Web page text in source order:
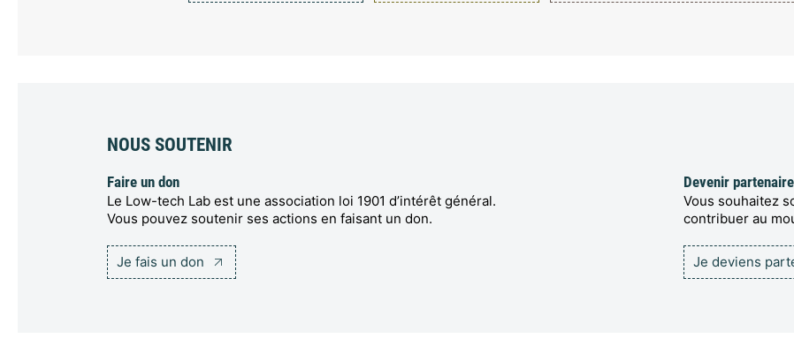
NOUS SOUTENIR
Faire un don
Le Low-tech Lab est une association loi 1901 d’intérêt général.
Vous pouvez soutenir ses actions en faisant un don.
Je fais un don
Devenir partenaire
Vous souhaitez
contribuer au
Je deviens